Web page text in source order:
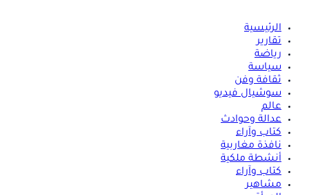
الرئيسية
تقارير
رياضة
سياسة
ثقافة وفن
سوشيال فيديو
عالم
عدالة وحوادث
كتاب وآراء
نافذة مغاربية
أنشطة ملكية
كتاب وآراء
مشاهير